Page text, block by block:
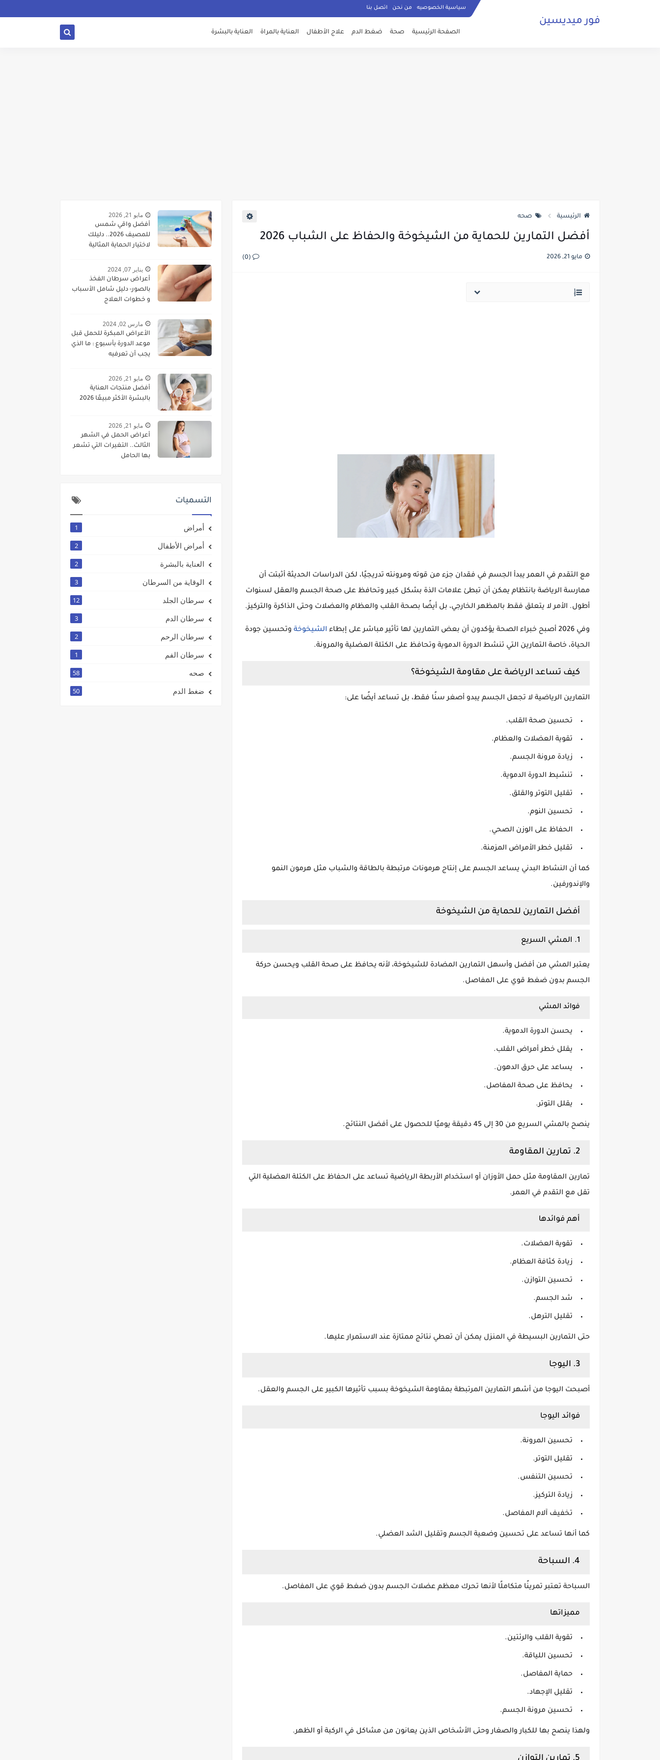
سياسية الخصوصيه من نحن اتصل بنا
فور ميديسين
الصفحة الرئيسية صحة ضغط الدم علاج الأطفال العناية بالمراة العناية بالبشرة
الرئيسية صحه
أفضل التمارين للحماية من الشيخوخة والحفاظ على الشباب 2026
مايو 21, 2026 (0)
مع التقدم في العمر يبدأ الجسم في فقدان جزء من قوته ومرونته تدريجيًا، لكن الدراسات الحديثة أثبتت أن
ممارسة الرياضة بانتظام يمكن أن تبطئ علامات الذة بشكل كبير وتحافظ على صحة الجسم والعقل لسنوات
أطول. الأمر لا يتعلق فقط بالمظهر الخارجي، بل أيضًا بصحة القلب والعظام والعضلات وحتى الذاكرة والتركيز.
وفي 2026 أصبح خبراء الصحة يؤكدون أن بعض التمارين لها تأثير مباشر على إبطاء الشيخوخة وتحسين جودة
الحياة، خاصة التمارين التي تنشط الدورة الدموية وتحافظ على الكتلة العضلية والمرونة.
كيف تساعد الرياضة على مقاومة الشيخوخة؟
التمارين الرياضية لا تجعل الجسم يبدو أصغر سنًا فقط، بل تساعد أيضًا على:
تحسين صحة القلب.
تقوية العضلات والعظام.
زيادة مرونة الجسم.
تنشيط الدورة الدموية.
تقليل التوتر والقلق.
تحسين النوم.
الحفاظ على الوزن الصحي.
تقليل خطر الأمراض المزمنة.
كما أن النشاط البدني يساعد الجسم على إنتاج هرمونات مرتبطة بالطاقة والشباب مثل هرمون النمو
والإندورفين.
أفضل التمارين للحماية من الشيخوخة
1. المشي السريع
يعتبر المشي من أفضل وأسهل التمارين المضادة للشيخوخة، لأنه يحافظ على صحة القلب ويحسن حركة
الجسم بدون ضغط قوي على المفاصل.
فوائد المشي
يحسن الدورة الدموية.
يقلل خطر أمراض القلب.
يساعد على حرق الدهون.
يحافظ على صحة المفاصل.
يقلل التوتر.
ينصح بالمشي السريع من 30 إلى 45 دقيقة يوميًا للحصول على أفضل النتائج.
2. تمارين المقاومة
تمارين المقاومة مثل حمل الأوزان أو استخدام الأربطة الرياضية تساعد على الحفاظ على الكتلة العضلية التي
تقل مع التقدم في العمر.
أهم فوائدها
تقوية العضلات.
زيادة كثافة العظام.
تحسين التوازن.
شد الجسم.
تقليل الترهل.
حتى التمارين البسيطة في المنزل يمكن أن تعطي نتائج ممتازة عند الاستمرار عليها.
3. اليوجا
أصبحت اليوجا من أشهر التمارين المرتبطة بمقاومة الشيخوخة بسبب تأثيرها الكبير على الجسم والعقل.
فوائد اليوجا
تحسين المرونة.
تقليل التوتر.
تحسين التنفس.
زيادة التركيز.
تخفيف آلام المفاصل.
كما أنها تساعد على تحسين وضعية الجسم وتقليل الشد العضلي.
4. السباحة
السباحة تعتبر تمرينًا متكاملًا لأنها تحرك معظم عضلات الجسم بدون ضغط قوي على المفاصل.
مميزاتها
تقوية القلب والرئتين.
تحسين اللياقة.
حماية المفاصل.
تقليل الإجهاد.
تحسين مرونة الجسم.
ولهذا ينصح بها للكبار والصغار وحتى الأشخاص الذين يعانون من مشاكل في الركبة أو الظهر.
مايو 21, 2026
أفضل واقي شمس
للمصيف 2026.. دليلك
لاختيار الحماية المثالية
يناير 07, 2024
أعراض سرطان الفخذ
بالصور- دليل شامل الأسباب
و خطوات العلاج
مارس 02, 2024
الأعراض المبكرة للحمل قبل
موعد الدورة بأسبوع : ما الذي
يجب أن تعرفيه
مايو 21, 2026
أفضل منتجات العناية
بالبشرة الأكثر مبيعًا 2026
مايو 21, 2026
أعراض الحمل في الشهر
الثالث.. التغيرات التي تشعر
بها الحامل
التسميات
أمراض 1
أمراض الأطفال 2
العناية بالبشرة 2
الوقاية من السرطان 3
سرطان الجلد 12
سرطان الدم 3
سرطان الرحم 2
سرطان الفم 1
صحه 58
ضغط الدم 50